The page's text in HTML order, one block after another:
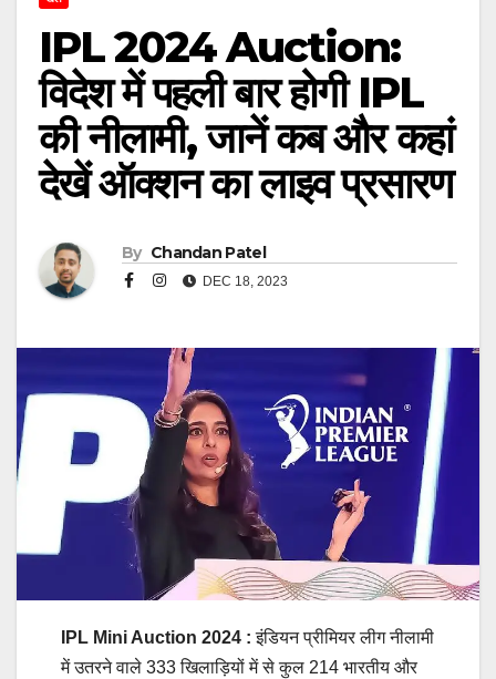
IPL 2024 Auction:
विदेश में पहली बार होगी IPL
की नीलामी, जानें कब और कहां
देखें ऑक्शन का लाइव प्रसारण
By Chandan Patel
DEC 18, 2023
IPL Mini Auction 2024 : इंडियन प्रीमियर लीग नीलामी
में उतरने वाले 333 खिलाड़ियों में से कुल 214 भारतीय और